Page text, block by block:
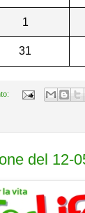
1
31
del 12-